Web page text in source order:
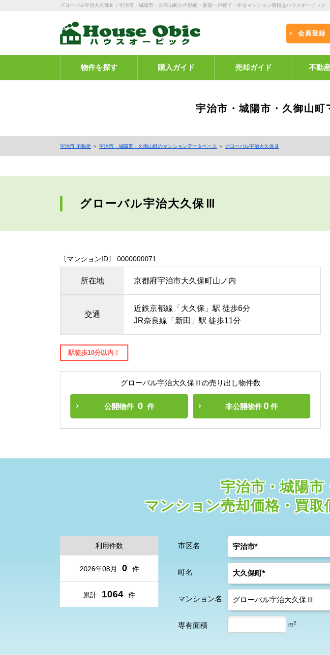
グローバル宇治大久保Ⅲ｜宇治市・城陽市・久御山町の不動産・新築一戸建て・中古マンション情報はハウスオービック
会員登録
物件を探す 購入ガイド 売却ガイド 不動
宇治市・城陽市・久御山町
宇治市 不動産 ＞ 宇治市・城陽市・久御山町のマンションデータベース ＞ グローバル宇治大久保Ⅲ
グローバル宇治大久保Ⅲ
〔マンションID〕 0000000071
所在地 京都府宇治市大久保町山ノ内
交通
近鉄京都線「大久保」駅 徒歩6分
JR奈良線「新田」駅 徒歩11分
駅徒歩10分以内！
グローバル宇治大久保Ⅲの売り出し物件数
公開物件 0 件 非公開物件0 件
宇治市・城陽市
マンション売却価格・ 買取
利用件数
2026年08月 0 件
累計 1064 件
市区名
町名
マンション名
専有面積 m2